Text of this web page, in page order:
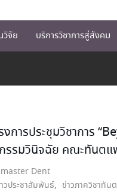
วิจัย บริการวิชาการสู่สังคม
งการประชุมวิชาการ
รรมวินิจฉัย คณะทันต
Dent
วประชาสัมพันธ์, ข่าวภาควิชาทัน